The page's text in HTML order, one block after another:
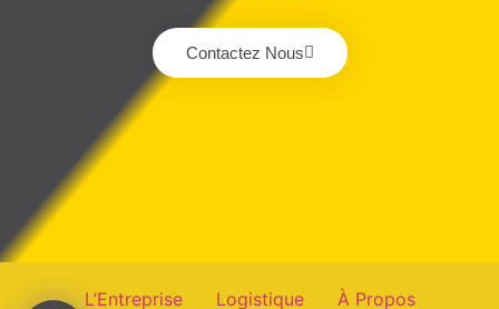
Contactez Nous
L’Entreprise Logistique À Propos